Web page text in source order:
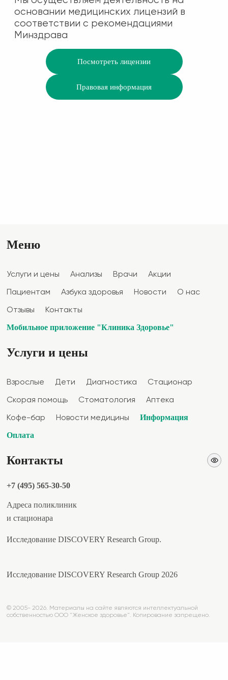
основании медицинских лицензий в
соответствии с рекомендациями
Минздрава
Посмотреть лицензии
Правовая информация
Меню
Услуги и цены Анализы Врачи Акции
Пациентам Азбука здоровья Новости О нас
Отзывы Контакты
Мобильное приложение "Клиника Здоровье"
Услуги и цены
Взрослые Дети Диагностика Стационар
Скорая помощь Стоматология Аптека
Кофе-бар Новости медицины Информация
Оплата
Контакты
+7 (495) 565-30-50
Адреса поликлиник
и стационара
Исследование DISCOVERY Research Group.
Исследование DISCOVERY Research Group 2026
© 2005- 2026. Материалы на сайте являются интеллектуальной
собственностью ООО "Женское здоровье". Копирование запрещено.